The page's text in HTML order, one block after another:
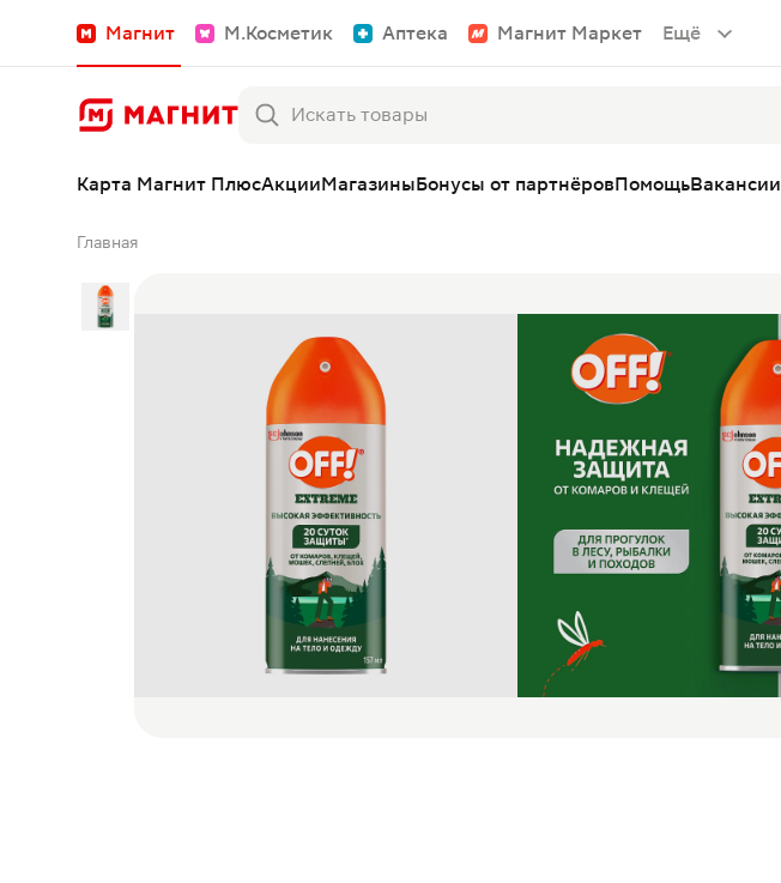
Магнит М.Косметик Аптека Магнит Маркет Ещё
Карта Магнит ПлюсАкцииМагазиныБонусы от партнёровПомощьВакансии
Главная